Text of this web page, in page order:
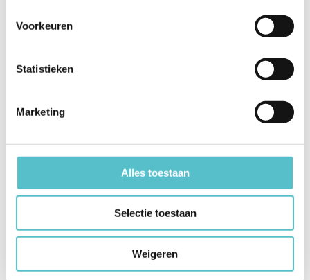
Voorkeuren
Statistieken
Marketing
Alles toestaan
Selectie toestaan
Weigeren
> LightAir Industriële luchtreinigers:
voor industrie en
andere in werkplaatsen, productiehallen, magazijnen en
LightAir luchtreinigers verwijderen effectief:
LightAir luchtreinigers bieden verlichting bij
onderstaande klachten: